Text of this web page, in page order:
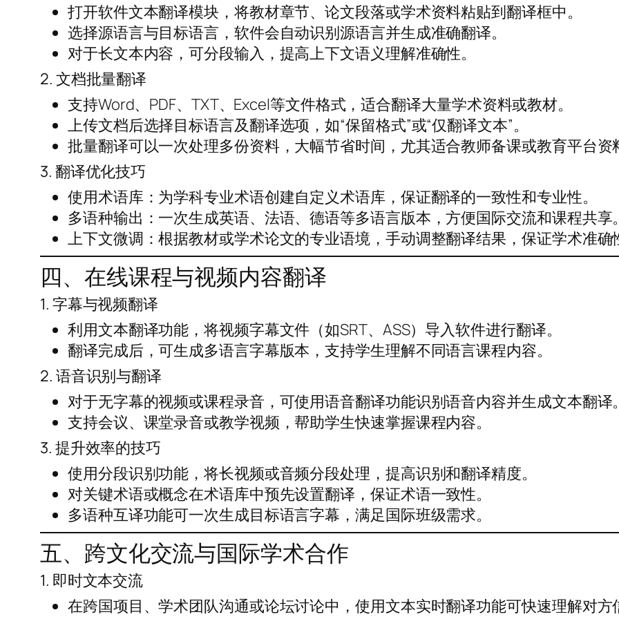
打开软件文本翻译模块，将教材章节、论文段落或学术资料粘贴到翻译框中。
选择源语言与目标语言，软件会自动识别源语言并生成准确翻译。
对于长文本内容，可分段输入，提高上下文语义理解准确性。
2. 文档批量翻译
支持Word、PDF、TXT、Excel等文件格式，适合翻译大量学术资料或教材。
上传文档后选择目标语言及翻译选项，如“保留格式”或“仅翻译文本”。
批量翻译可以一次处理多份资料，大幅节省时间，尤其适合教师备课或教育平台资
3. 翻译优化技巧
使用术语库：为学科专业术语创建自定义术语库，保证翻译的一致性和专业性。
多语种输出：一次生成英语、法语、德语等多语言版本，方便国际交流和课程共享。
上下文微调：根据教材或学术论文的专业语境，手动调整翻译结果，保证学术准确
四、在线课程与视频内容翻译
1. 字幕与视频翻译
利用文本翻译功能，将视频字幕文件（如SRT、ASS）导入软件进行翻译。
翻译完成后，可生成多语言字幕版本，支持学生理解不同语言课程内容。
2. 语音识别与翻译
对于无字幕的视频或课程录音，可使用语音翻译功能识别语音内容并生成文本翻译。
支持会议、课堂录音或教学视频，帮助学生快速掌握课程内容。
3. 提升效率的技巧
使用分段识别功能，将长视频或音频分段处理，提高识别和翻译精度。
对关键术语或概念在术语库中预先设置翻译，保证术语一致性。
多语种互译功能可一次生成目标语言字幕，满足国际班级需求。
五、跨文化交流与国际学术合作
1. 即时文本交流
在跨国项目、学术团队沟通或论坛讨论中，使用文本实时翻译功能可快速理解对方